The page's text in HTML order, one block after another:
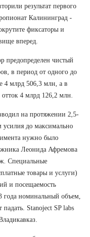
результат первого
Калининград -
фиксаторы и
вперед.
предопределен чистый
в период от одного до
4 млрд 506,3 млн, а в
4 млрд 126,2 млн.
на протяжении 2,5-
до максимально
нужно было
Леонида Афремова
Специальные
товары и услуги)
и посещаемость
года номинальный объем,
падать. Stanoject SP labs